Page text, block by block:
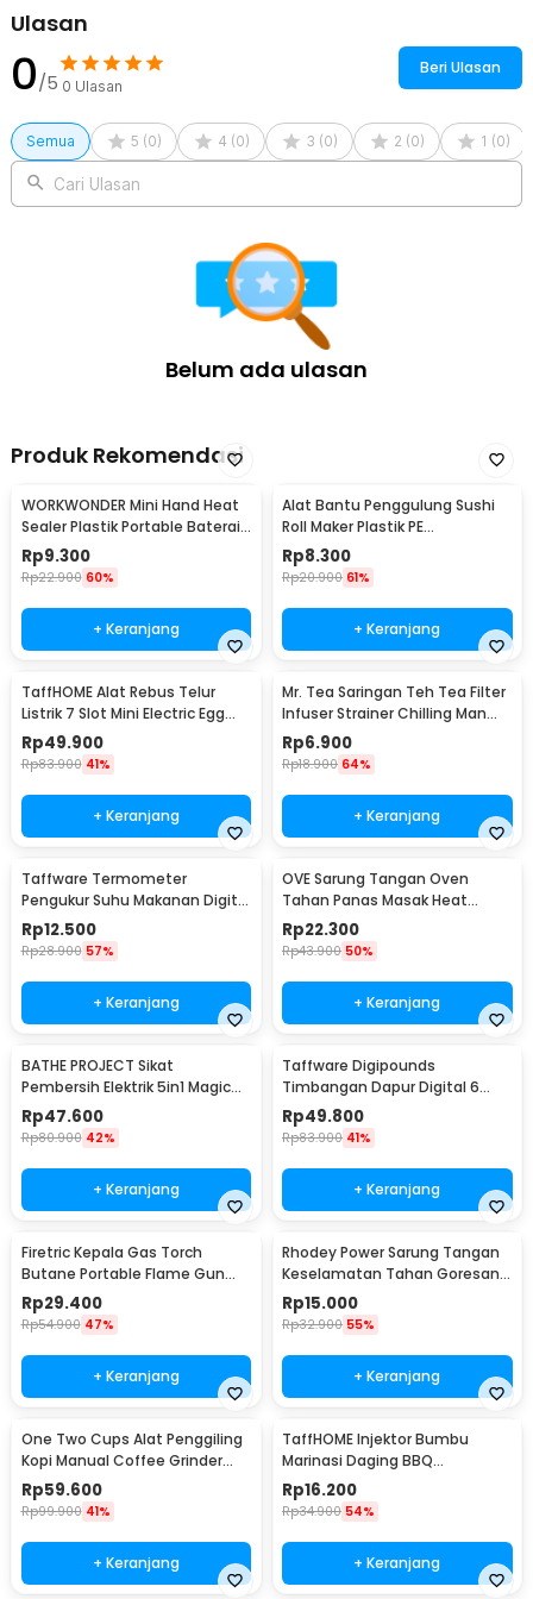
Rincian yang Anda dapatkan untuk pembelian produk ini:
1 x LOWESW Saringan Penutup Bak Cuci Piring Silicone Kitchen
Sink Filter - F294
Ulasan
0/5 0 Ulasan
Beri Ulasan
Semua 5 (0) 4 (0) 3 (0) 2 (0) 1 (0)
Cari Ulasan
Belum ada ulasan
Produk Rekomendasi
WORKWONDER Mini Hand Heat
Sealer Plastik Portable Baterai
AA - LX2000A
Rp9.300
Rp22.900 60%
+ Keranjang
Alat Bantu Penggulung Sushi
Roll Maker Plastik PE
22x20.5x0.1cm - E1119
Rp8.300
Rp20.900 61%
+ Keranjang
TaffHOME Alat Rebus Telur
Listrik 7 Slot Mini Electric Egg
Cooker 350W - YS-203
Rp49.900
Rp83.900 41%
+ Keranjang
Mr. Tea Saringan Teh Tea Filter
Infuser Strainer Chilling Man
Silicon - MR03
Rp6.900
Rp18.900 64%
+ Keranjang
Taffware Termometer
Pengukur Suhu Makanan Digital
Daging Kopi Susu - TP101
Rp12.500
Rp28.900 57%
+ Keranjang
OVE Sarung Tangan Oven
Tahan Panas Masak Heat
Resistant Gloves - 540F
Rp22.300
Rp43.900 50%
+ Keranjang
BATHE PROJECT Sikat
Pembersih Elektrik 5in1 Magic
Brush Rechargeable - WQ8110
Rp47.600
Rp80.900 42%
+ Keranjang
Taffware Digipounds
Timbangan Dapur Digital 6
Satuan 1kg 0.1g - i2000
Rp49.800
Rp83.900 41%
+ Keranjang
Firetric Kepala Gas Torch
Butane Portable Flame Gun
Adjustable - 807
Rp29.400
Rp54.900 47%
+ Keranjang
Rhodey Power Sarung Tangan
Keselamatan Tahan Goresan
Pisau - EN388
Rp15.000
Rp32.900 55%
+ Keranjang
One Two Cups Alat Penggiling
Kopi Manual Coffee Grinder
Portable - WFCG9800
Rp59.600
Rp99.900 41%
+ Keranjang
TaffHOME Injektor Bumbu
Marinasi Daging BBQ
Seasoning Injector - HC117
Rp16.200
Rp34.900 54%
+ Keranjang